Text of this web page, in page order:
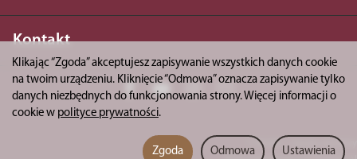
Kontakt
*) brutto +
koszty dostawy
Klikając “Zgoda” akceptujesz zapisywanie wszystkich danych cookie
na twoim urządzeniu. Kliknięcie “Odmowa” oznacza zapisywanie tylko
danych niezbędnych do funkcjonowania strony. Więcej informacji o
cookie w polityce prywatności.
Ustawienia
Odmowa
Zgoda